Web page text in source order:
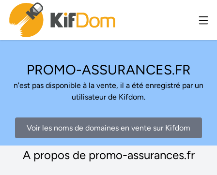
PROMO-ASSURANCES.FR
n'est pas disponible à la vente, il a été enregistré par un
utilisateur de Kifdom.
Voir les noms de domaines en vente sur Kifdom
A propos de promo-assurances.fr